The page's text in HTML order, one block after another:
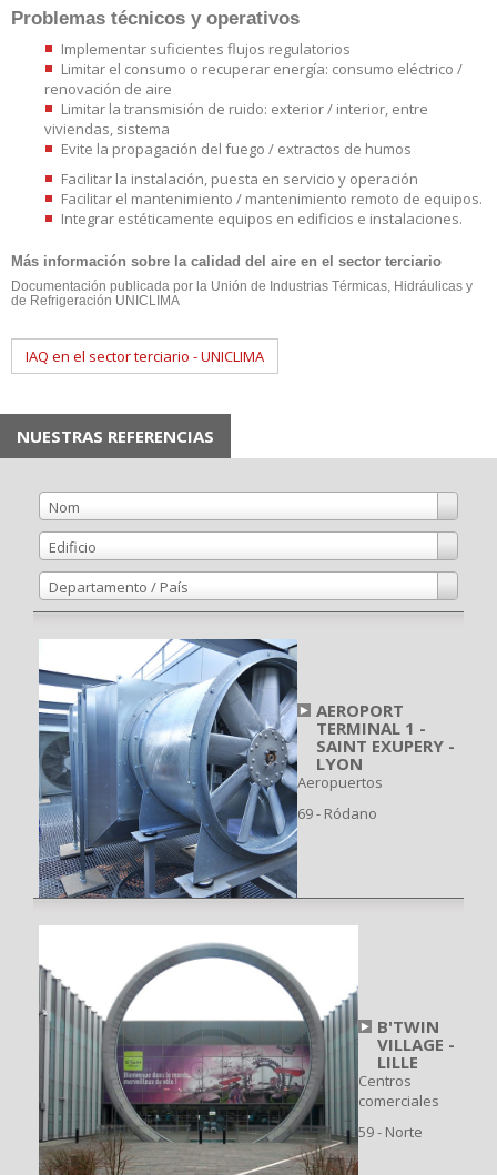
Problemas técnicos y operativos
Implementar suficientes flujos regulatorios
Limitar el consumo o recuperar energía: consumo eléctrico /
renovación de aire
Limitar la transmisión de ruido: exterior / interior, entre
viviendas, sistema
Evite la propagación del fuego / extractos de humos
Facilitar la instalación, puesta en servicio y operación
Facilitar el mantenimiento / mantenimiento remoto de equipos.
Integrar estéticamente equipos en edificios e instalaciones.
Más información sobre la calidad del aire en el sector terciario
Documentación publicada por la Unión de Industrias Térmicas, Hidráulicas y
de Refrigeración UNICLIMA
IAQ en el sector terciario - UNICLIMA
NUESTRAS REFERENCIAS
Nom
Edificio
Departamento / País
AEROPORT
TERMINAL 1 -
SAINT EXUPERY -
LYON
Aeropuertos
69 - Ródano
B'TWIN
VILLAGE -
LILLE
Centros
comerciales
59 - Norte